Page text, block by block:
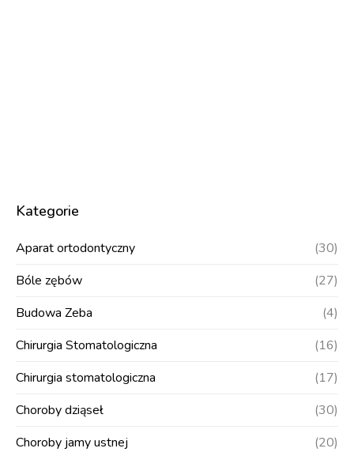
Kategorie
Aparat ortodontyczny
(30)
Bóle zębów
(27)
Budowa Zeba
(4)
Chirurgia Stomatologiczna
(16)
Chirurgia stomatologiczna
(17)
Choroby dziąseł
(30)
Choroby jamy ustnej
(20)